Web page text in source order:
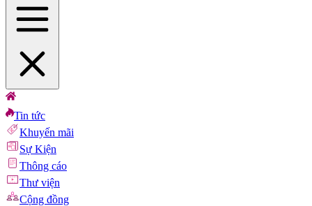
Tin tức
Khuyến mãi
Sự Kiện
Thông cáo
Thư viện
Cộng đồng